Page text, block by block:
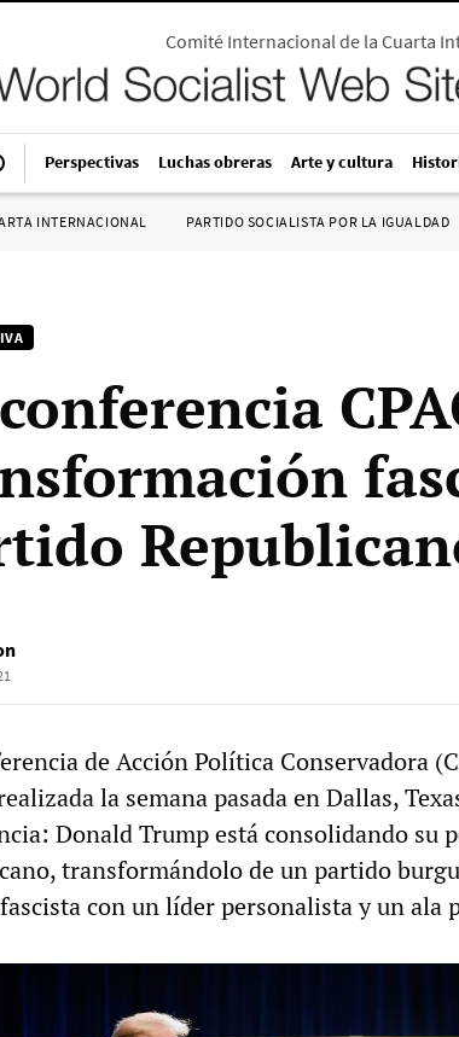
Comité Internacional de la Cuarta
Perspectivas Luchas obreras Arte y cultura
INTERNACIONAL PARTIDO SOCIALISTA POR LA IGUALDAD
de Acción Política Conservadora
la semana pasada en Dallas,
Donald Trump está consolidando su
transformándolo de un partido
con un líder personalista y un ala